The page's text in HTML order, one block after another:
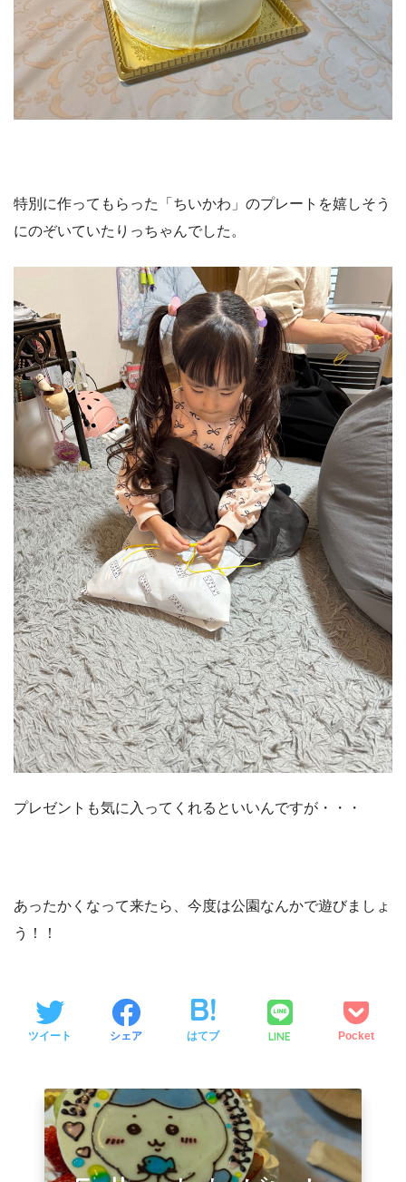
特別に作ってもらった「ちいかわ」のプレートを嬉しそう
にのぞいていたりっちゃんでした。
プレゼントも気に入ってくれるといいんですが・・・
あったかくなって来たら、今度は公園なんかで遊びましょ
う！！
ツイート シェア はてブ LINE Pocket